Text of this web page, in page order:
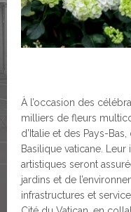
À l’occasion des
milliers de fleurs
d’Italie et des Pays-
Basilique vaticane.
artistiques seront
jardins et de
infrastructures et